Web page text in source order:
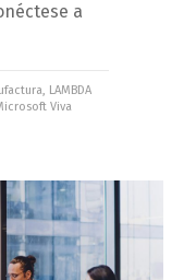
a
, LAMBDA
Viva